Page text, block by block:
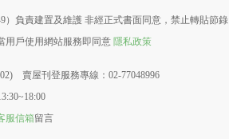
）負責建置及維護 非經正式書面同意，禁止轉貼節錄
用戶使用網站服務即同意 隱私政策
賣屋刊登服務專線：02-77048996
服信箱留言